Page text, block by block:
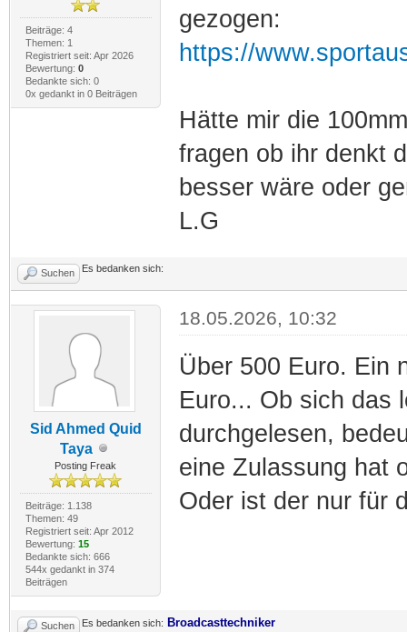
Beiträge: 4
Themen: 1
Registriert seit: Apr 2026
Bewertung: 0
Bedankte sich: 0
0x gedankt in 0 Beiträgen
gezogen:
https://
Hätte mir die
fragen ob ihr denkt
besser wäre oder
L.G
Suchen Es bedanken sich:
Sid Ahmed Quid
Taya
Posting Freak
Beiträge: 1.138
Themen: 49
Registriert seit: Apr 2012
Bewertung: 15
Bedankte sich: 666
544x gedankt in 374
Beiträgen
18.05.2026, 10:32
Über 500 Euro. Ein
Euro... Ob sich das
durchgelesen,
eine Zulassung hat
Oder ist der nur für
Suchen Es bedanken sich: Broadcasttechniker